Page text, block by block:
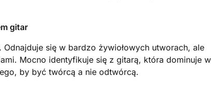
gitar
się w bardzo żywiołowych utworach, ale
Mocno identyfikuje się z gitarą, która dominuje w
by być twórcą a nie odtwórcą.